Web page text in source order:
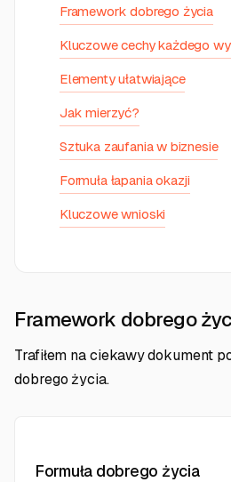
Framework dobrego życia
Kluczowe cechy każdego
Elementy ułatwiające
Jak mierzyć?
Sztuka zaufania w biznesie
Formuła łapania okazji
Kluczowe wnioski
Framework dobrego
Trafiłem na ciekawy dokument
dobrego życia.
Formuła dobrego życia